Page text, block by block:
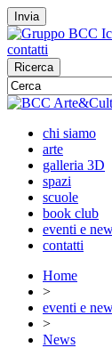
Invia
contatti
Ricerca
chi siamo
arte
galleria 3D
spazi
scuole
book club
eventi e
contatti
Home
>
eventi e
>
News